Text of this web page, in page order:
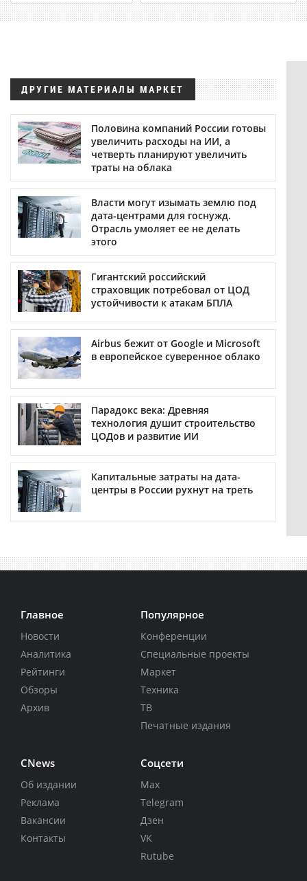
ДРУГИЕ МАТЕРИАЛЫ МАРКЕТ
Половина компаний России готовы
увеличить расходы на ИИ, а
четверть планируют увеличить
траты на облака
Власти могут изымать землю под
дата-центрами для госнужд.
Отрасль умоляет ее не делать
этого
Гигантский российский
страховщик потребовал от ЦОД
устойчивости к атакам БПЛА
Airbus бежит от Google и Microsoft
в европейское суверенное облако
Парадокс века: Древняя
технология душит строительство
ЦОДов и развитие ИИ
Капитальные затраты на дата-
центры в России рухнут на треть
Главное
Новости
Аналитика
Рейтинги
Обзоры
Архив
Популярное
Конференции
Специальные проекты
Маркет
Техника
ТВ
Печатные издания
CNews
Об издании
Реклама
Вакансии
Контакты
Соцсети
Max
Telegram
Дзен
VK
Rutube